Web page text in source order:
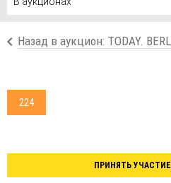
Назад в аукцион: TODAY.
224
ПРИНЯТЬ